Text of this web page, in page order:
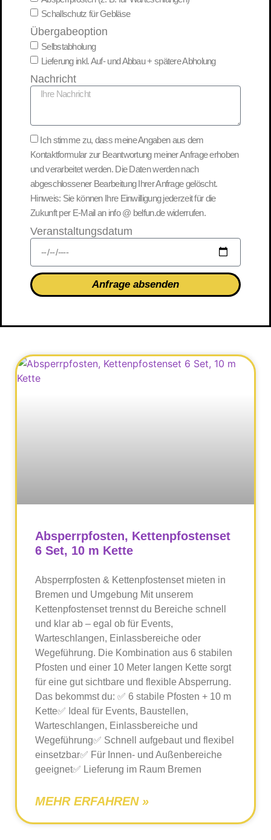
Schallschutz für Gebläse
Übergabeoption
Selbstabholung
Lieferung inkl. Auf- und Abbau + spätere Abholung
Nachricht
Ich stimme zu, dass meine Angaben aus dem
Kontaktformular zur Beantwortung meiner Anfrage erhoben
und verarbeitet werden. Die Daten werden nach
abgeschlossener Bearbeitung Ihrer Anfrage gelöscht.
Hinweis: Sie können Ihre Einwilligung jederzeit für die
Zukunft per E-Mail an info @ belfun.de widerrufen.
Veranstaltungsdatum
Anfrage absenden
Absperrpfosten, Kettenpfostenset
6 Set, 10 m Kette
Absperrpfosten & Kettenpfostenset mieten in
Bremen und Umgebung Mit unserem
Kettenpfostenset trennst du Bereiche schnell
und klar ab – egal ob für Events,
Warteschlangen, Einlassbereiche oder
Wegeführung. Die Kombination aus 6 stabilen
Pfosten und einer 10 Meter langen Kette sorgt
für eine gut sichtbare und flexible Absperrung.
Das bekommst du: ✅ 6 stabile Pfosten + 10 m
Kette✅ Ideal für Events, Baustellen,
Warteschlangen, Einlassbereiche und
Wegeführung✅ Schnell aufgebaut und flexibel
einsetzbar✅ Für Innen- und Außenbereiche
geeignet✅ Lieferung im Raum Bremen
MEHR ERFAHREN »